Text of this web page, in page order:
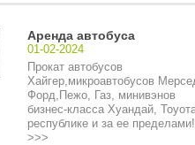
Аренда автобуса
01-02-2024
Прокат автобусов
Хайгер,микроавтобусов
Форд,Пежо, Газ, минивэнов
бизнес-класса Хуандай,
республике и за ее
>>>